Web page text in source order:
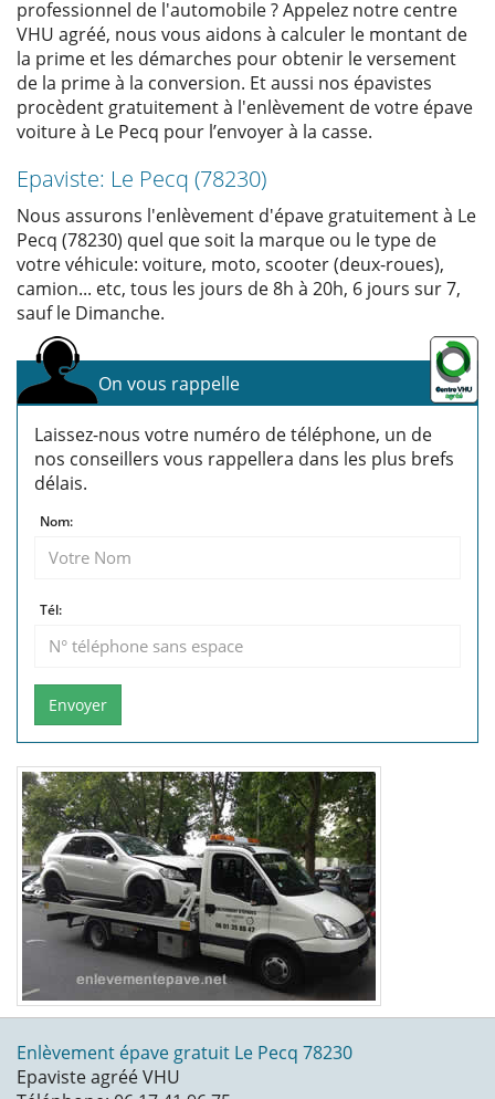
professionnel de l'automobile ? Appelez notre centre
VHU agréé, nous vous aidons à calculer le montant de
la prime et les démarches pour obtenir le versement
de la prime à la conversion. Et aussi nos épavistes
procèdent gratuitement à l'enlèvement de votre épave
voiture à Le Pecq pour l’envoyer à la casse.
Epaviste: Le Pecq (78230)
Nous assurons l'enlèvement d'épave gratuitement à Le
Pecq (78230) quel que soit la marque ou le type de
votre véhicule: voiture, moto, scooter (deux-roues),
camion... etc, tous les jours de 8h à 20h, 6 jours sur 7,
sauf le Dimanche.
On vous rappelle
Laissez-nous votre numéro de téléphone, un de
nos conseillers vous rappellera dans les plus brefs
délais.
Nom:
Tél:
Envoyer
Enlèvement épave gratuit Le Pecq 78230
Epaviste agréé VHU